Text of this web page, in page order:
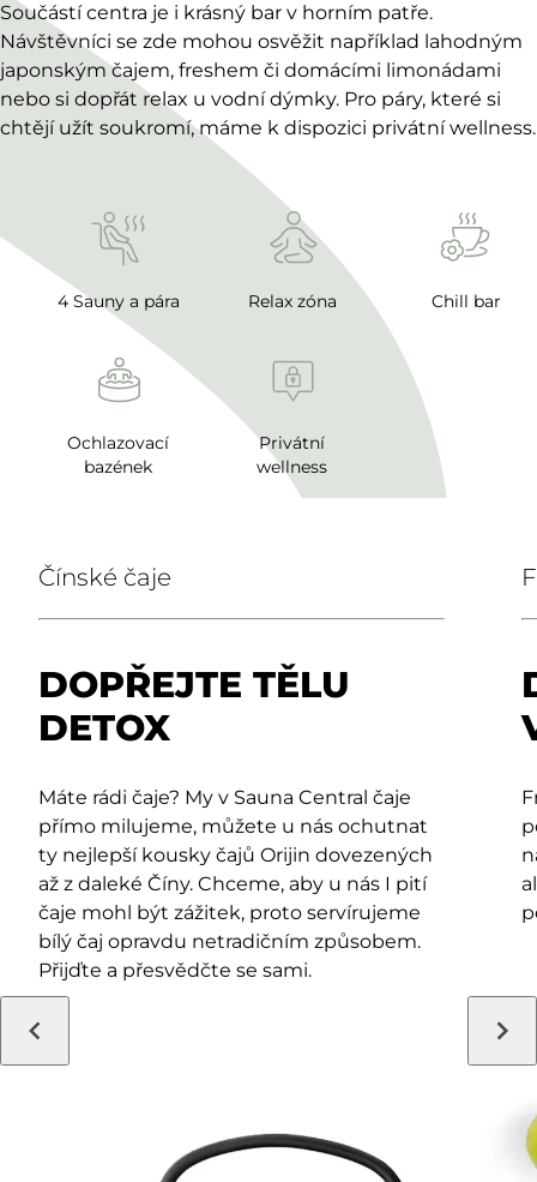
Součástí centra je i krásný bar v horním patře.
Návštěvníci se zde mohou osvěžit například lahodným
japonským čajem, freshem či domácími limonádami
nebo si dopřát relax u vodní dýmky. Pro páry, které si
chtějí užít soukromí, máme k dispozici privátní wellness.
4 Sauny a pára Relax zóna Chill bar
Ochlazovací
bazének
Privátní
wellness
Čínské čaje
DOPŘEJTE TĚLU
DETOX
Máte rádi čaje? My v Sauna Central čaje
přímo milujeme, můžete u nás ochutnat
ty nejlepší kousky čajů Orijin dovezených
až z daleké Číny. Chceme, aby u nás I pití
čaje mohl být zážitek, proto servírujeme
bílý čaj opravdu netradičním způsobem.
Přijďte a přesvědčte se sami.